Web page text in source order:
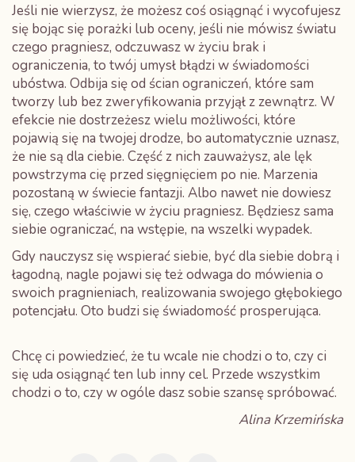
Jeśli nie wierzysz, że możesz coś osiągnąć i wycofujesz
się bojąc się porażki lub oceny, jeśli nie mówisz światu
czego pragniesz, odczuwasz w życiu brak i
ograniczenia, to twój umysł błądzi w świadomości
ubóstwa. Odbija się od ścian ograniczeń, które sam
tworzy lub bez zweryfikowania przyjął z zewnątrz. W
efekcie nie dostrzeżesz wielu możliwości, które
pojawią się na twojej drodze, bo automatycznie uznasz,
że nie są dla ciebie. Część z nich zauważysz, ale lęk
powstrzyma cię przed sięgnięciem po nie. Marzenia
pozostaną w świecie fantazji. Albo nawet nie dowiesz
się, czego właściwie w życiu pragniesz. Będziesz sama
siebie ograniczać, na wstępie, na wszelki wypadek.
Gdy nauczysz się wspierać siebie, być dla siebie dobrą i
łagodną, nagle pojawi się też odwaga do mówienia o
swoich pragnieniach, realizowania swojego głębokiego
potencjału. Oto budzi się świadomość prosperująca.
Chcę ci powiedzieć, że tu wcale nie chodzi o to, czy ci
się uda osiągnąć ten lub inny cel. Przede wszystkim
chodzi o to, czy w ogóle dasz sobie szansę spróbować.
Alina Krzemińska